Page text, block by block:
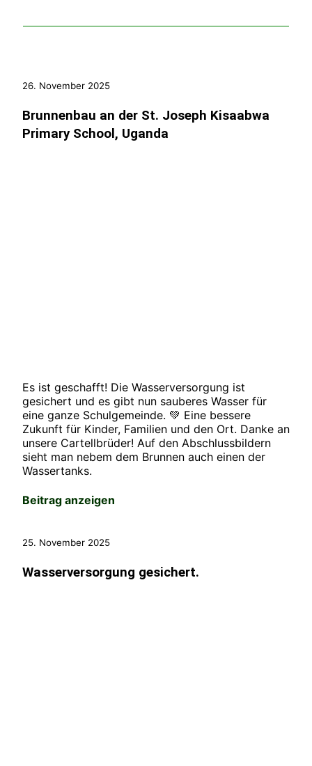
26. November 2025
Brunnenbau an der St. Joseph Kisaabwa
Primary School, Uganda
Es ist geschafft! Die Wasserversorgung ist
gesichert und es gibt nun sauberes Wasser für
eine ganze Schulgemeinde. 💚 Eine bessere
Zukunft für Kinder, Familien und den Ort. Danke an
unsere Cartellbrüder! Auf den Abschlussbildern
sieht man nebem dem Brunnen auch einen der
Wassertanks.
Beitrag anzeigen
25. November 2025
Wasserversorgung gesichert.